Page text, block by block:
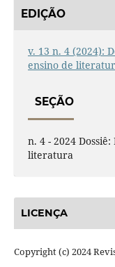
EDIÇÃO
v. 13 n. 4 (2024):
ensino de
SEÇÃO
n. 4 - 2024
literatura
LICENÇA
Copyright (c) 2024